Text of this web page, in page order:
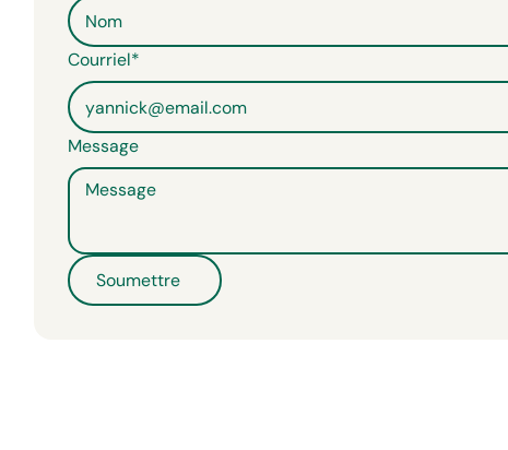
Courriel*
Message
Soumettre